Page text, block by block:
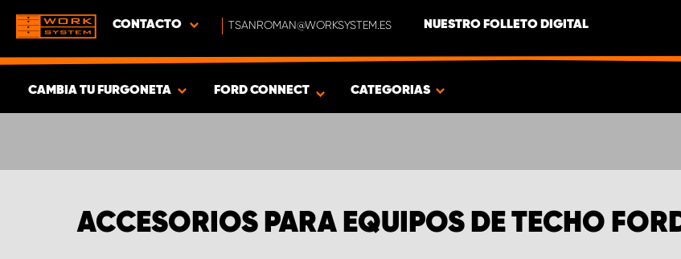
CONTACTO TSANROMAN@WORKSYSTEM.ES NUESTRO FOLLETO DIGITAL
CAMBIA TU FURGONETA
PRODUCTOS
FORD CONNECT CATEGORIAS
ACCESORIOS PARA EQUIPOS DE TECHO